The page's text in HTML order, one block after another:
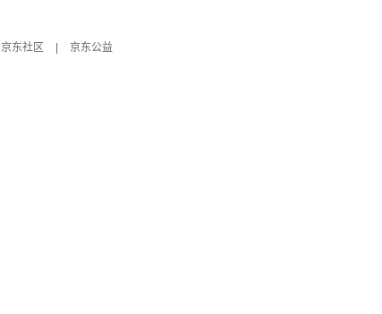
京东社区
京东公益